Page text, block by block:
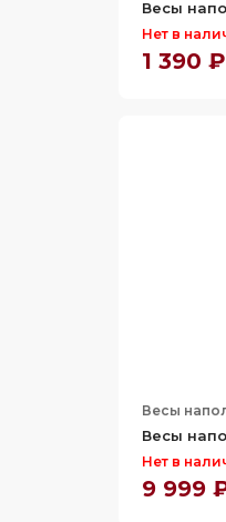
Весы
Нет в
1 390 ₽
Весы
Весы
Нет в
9 999